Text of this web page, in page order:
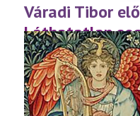
Váradi Tibor
Láthatatlan
(2011.10.23.)